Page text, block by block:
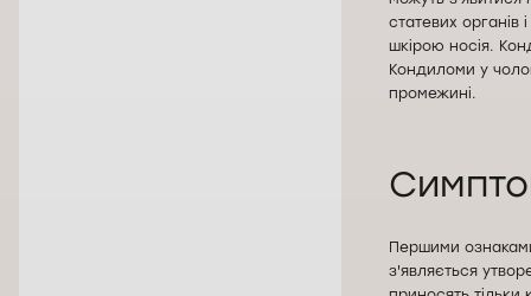
статевих органів
шкірою носія.
Кондиломи у
промежині.
Першими
з'являється